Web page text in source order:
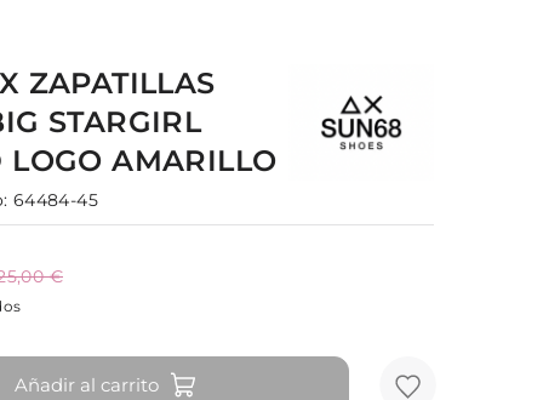
ZAPATILLAS
STARGIRL
LOGOAMARILLO
64484-45
€
Añadir al carrito